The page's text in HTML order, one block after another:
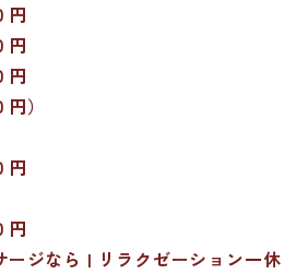
）
ジなら | リラクゼーション一休